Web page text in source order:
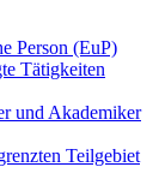
Person (EuP)
Tätigkeiten
und Akademiker
Teilgebiet